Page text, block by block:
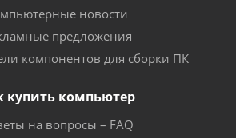
новости
предложения
компонентов для сборки ПК
купить компьютер
на вопросы – FAQ